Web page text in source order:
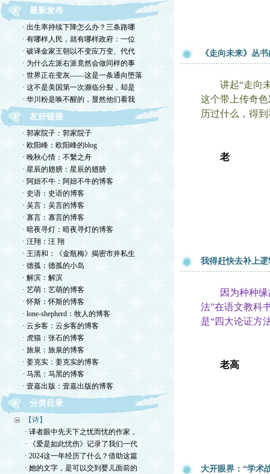
最新发布
· 出生率持续下降怎么办？三条路哪
· 有哪样人民，就有哪样政府：一位
· 破译金家王朝以不变应万变、代代
· 为什么左派右派竟然会做同样的事
· 世界正在变灰——这是一条通向堕落
· 这不是美国第一次濒临分裂，却是
· 华川粉是唤不醒的，显然他们看我
友好链接
· 郭家院子：郭家院子
· 欧阳峰：欧阳峰的blog
· 晚秋心情：不繫之舟
· 星辰的翅膀：星辰的翅膀
· 阿妞不牛：阿妞不牛的博客
· 史语：史语的博客
· 吴言：吴言的博客
· 寡言：寡言的博客
· 暗夜寻灯：暗夜寻灯的博客
· 汪翔：汪 翔
· 王清和：《金瓶梅》揭密市井私生
· 德孤：德孤的小岛
· 解滨：解滨
· 艺萌：艺萌的博客
· 怀斯：怀斯的博客
· lone-shepherd：牧人的博客
· 云乡客：云乡客的博客
· 虎猫：张石的博客
· 旅泉：旅泉的博客
· 姜克实：姜克实的博客
· 马黑：马黑的博客
· 壹嘉出版：壹嘉出版的博客
分类目录
【诗】
· 译者眼中先天下之忧而忧的作家，
· 《爱是如此忧伤》记录了我们一代
· 2024这一年经历了什么？借助这篇
· 她的文字，是可以交到婴儿面前的
《走向未来》丛
讲起“走向未
这个带上传奇
历过什么，得
老
我得赶快去补上
因为种种缘故
法”在语文教科
是“四大论证方
老高
大开眼界：“学术